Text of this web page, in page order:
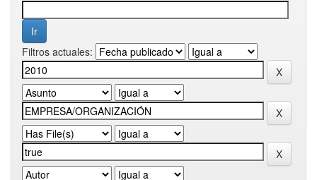
Filtros actuales: